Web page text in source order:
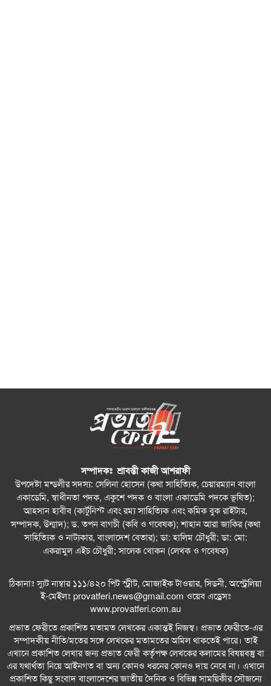
সম্পাদকঃ শ্রাবন্তী কাজী আশরাফী
উপদেষ্টা মন্ডলীর সদস্য: সেলিনা হোসেন (কথা সাহিত্যিক, চেয়ারম্যান বাংলা
একাডেমি, স্বাধীনতা পদক, একুশে পদক ও বাংলা একাডেমি পদকে ভূষিত);
আহসান হাবীব (কার্টুনিস্ট এবং রম্য সাহিত্যিক এবং কমিক বুক রাইটার,
সম্পাদক, উন্মাদ); ড. তপন বাগচী (কবি ও গবেষক); শাহান আরা জাকির (কথা
সাহিত্যিক ও নাট্যকার, বাংলাদেশ বেতার); ডা: হালিম চৌধুরী; ডা: মো:
একরামুল এইচ চৌধুরী; সালেক খোকন (লেখক ও গবেষক)
ঠিকানাঃ স্যুট নাম্বার ১১১/৪২০ পিট স্ট্রীট, মোজাইক টাওয়ার, সিডনী, অস্ট্রেলিয়া
ই-মেইলঃprovatferi.news@gmail.com ওয়েব এড্রেসঃ
www.provatferi.com.au
প্রভাত ফেরীতে প্রকাশিত মতামত লেখকের একান্তই নিজস্ব। প্রভাত ফেরীতে-এর
সম্পাদকীয় নীতি/মতের সঙ্গে লেখকের মতামতের অমিল থাকতেই পারে। তাই
এখানে প্রকাশিত লেখার জন্য প্রভাত ফেরী কর্তৃপক্ষ লেখকের কলামের বিষয়বস্তু বা
এর যথার্থতা নিয়ে আইনগত বা অন্য কোনও ধরনের কোনও দায় নেবে না। এখানে
প্রকাশিত কিছু সংবাদ বাংলাদেশের জাতীয় দৈনিক ও বিভিন্ন সাময়িকীর সৌজন্যে